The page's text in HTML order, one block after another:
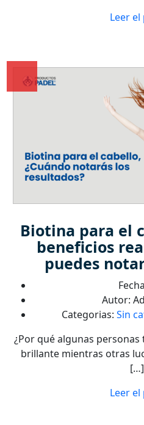
Leer
Biotina para el
beneficios
puedes
Autor:
Categorias: Sin
¿Por qué algunas
brillante mientras otras
[…]
Leer